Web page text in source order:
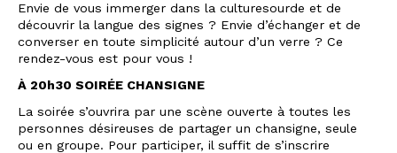
Envie de vous immerger dans la culturesourde et de
découvrir la langue des signes ? Envie d’échanger et de
converser en toute simplicité autour d’un verre ? Ce
rendez-vous est pour vous !
À 20h30 SOIRÉE CHANSIGNE
La soirée s’ouvrira par une scène ouverte à toutes les
personnes désireuses de partager un chansigne, seule
ou en groupe. Pour participer, il suffit de s’inscrire